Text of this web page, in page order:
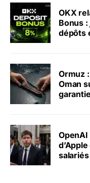
OKX
Bonus
dépôts
Ormuz
Oman
salariés